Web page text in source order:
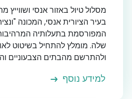
מסלול טיול באזור אנסי ושווייץ
בעיר הציורית אנסי, המכונה
המפורסמת בתעלותיה
שלה. מומלץ להתחיל בשיטוט
ולהתרשם מהבתים הצבעוניים
למידע נוסף